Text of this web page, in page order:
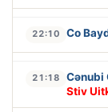
22:10 Co
21:18 Cənubi
Stiv